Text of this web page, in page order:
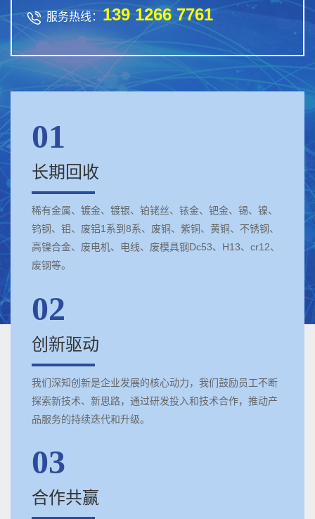
 服务热线： 139 1266 7761
01
长期回收
稀有金属、镀金、镀银、铂铑丝、铱金、钯金、锡、镍、
钨钢、钼、废铝1系到8系、废铜、紫铜、黄铜、不锈钢、
高镍合金、废电机、电线、废模具钢Dc53、H13、cr12、
废钢等。
02
创新驱动
我们深知创新是企业发展的核心动力，我们鼓励员工不断
探索新技术、新思路，通过研发投入和技术合作，推动产
品服务的持续迭代和升级。
03
合作共赢